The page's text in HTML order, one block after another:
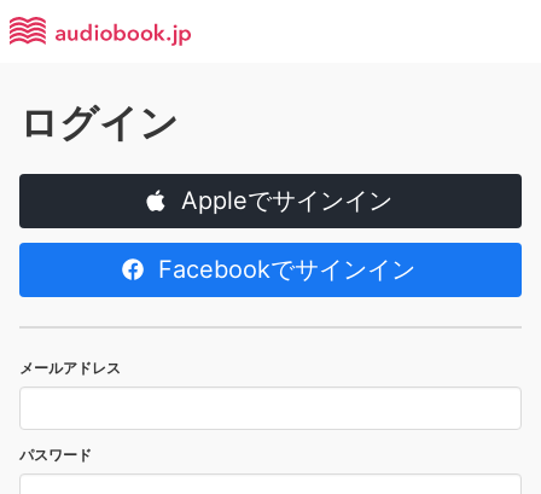
ログイン
Appleでサインイン
Facebookでサインイン
メールアドレス
パスワード